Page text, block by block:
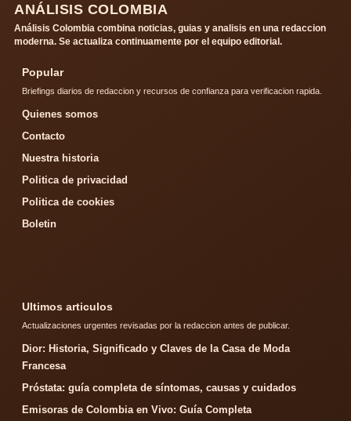
ANÁLISIS COLOMBIA
Análisis Colombia combina noticias, guias y analisis en una redaccion
moderna. Se actualiza continuamente por el equipo editorial.
Popular
Briefings diarios de redaccion y recursos de confianza para verificacion rapida.
Quienes somos
Contacto
Nuestra historia
Politica de privacidad
Politica de cookies
Boletin
Ultimos articulos
Actualizaciones urgentes revisadas por la redaccion antes de publicar.
Dior: Historia, Significado y Claves de la Casa de Moda
Francesa
Próstata: guía completa de síntomas, causas y cuidados
Emisoras de Colombia en Vivo: Guía Completa